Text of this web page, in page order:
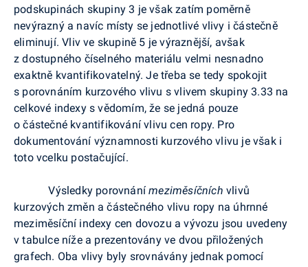
podskupinách skupiny 3 je však zatím poměrně
nevýrazný a navíc místy se jednotlivé vlivy i částečně
eliminují. Vliv ve skupině 5 je výraznější, avšak
z dostupného číselného materiálu velmi nesnadno
exaktně kvantifikovatelný. Je třeba se tedy spokojit
s porovnáním kurzového vlivu s vlivem skupiny 3.33 na
celkové indexy s vědomím, že se jedná pouze
o částečné kvantifikování vlivu cen ropy. Pro
dokumentování významnosti kurzového vlivu je však i
toto vcelku postačující.
Výsledky porovnánímeziměsíčních vlivů
kurzových změn a částečného vlivu ropy na úhrnné
meziměsíční indexy cen dovozu a vývozu jsou uvedeny
v tabulce níže a prezentovány ve dvou přiložených
grafech. Oba vlivy byly srovnávány jednak pomocí